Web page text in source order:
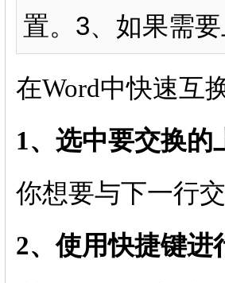
置。3、如果需
在Word中快速互
1、选中要交换的
你想要与下一行
2、使用快捷键进